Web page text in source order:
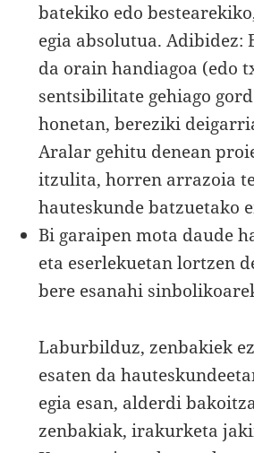
batekiko edo
egia absolutua. Adibidez:
da orain handiagoa (edo
sentsibilitate gehiago
honetan, bereziki
Aralar gehitu denean
itzulita, horren arrazoia
hauteskunde batzuetako
Bi garaipen mota daude
eta eserlekuetan lortzen
bere esanahi
Laburbilduz, zenbakiek
esaten da
egia esan, alderdi
zenbakiak, irakurketa